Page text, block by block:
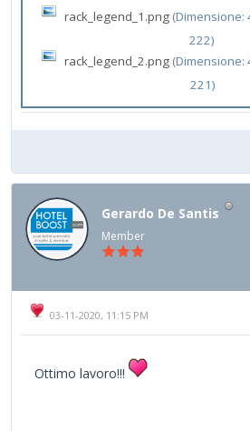
rack_legend_1.png(Dimensione:
222)
rack_legend_2.png(Dimensione:
221)
Gerardo De Santis
Member
03-11-2020, 11:15 PM
Ottimo lavoro!!!